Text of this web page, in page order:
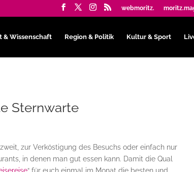
webmoritz.
& Wissenschaft Region & Politik Kultur & Sport
Sternwarte
zur Verköstigung des Besuchs oder einfach nur
in denen man gut essen kann. Damit die Qual